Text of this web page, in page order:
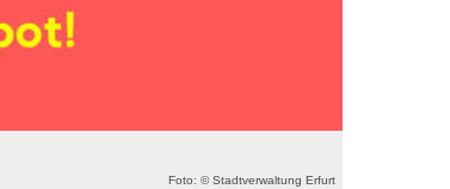
Foto: © Stadtverwaltung Erfurt